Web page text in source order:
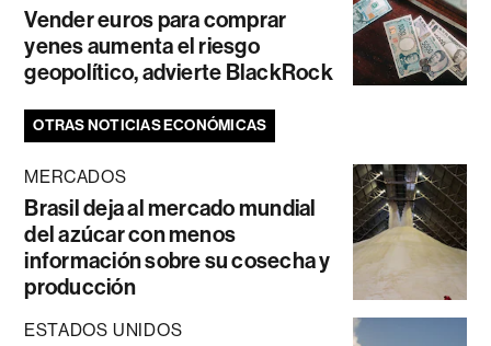
Vender euros para comprar
yenes aumenta el riesgo
geopolítico, advierte BlackRock
OTRAS NOTICIAS ECONÓMICAS
MERCADOS
Brasil deja al mercado mundial
del azúcar con menos
información sobre su cosecha y
producción
ESTADOS UNIDOS